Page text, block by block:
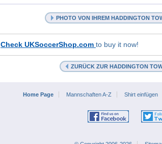
PHOTO VON IHREM HADDINGTON
Check UKSoccerShop.com to buy it now!
ZURÜCK ZUR HADDINGTON
Home Page Mannschaften A-Z Shirt einfügen